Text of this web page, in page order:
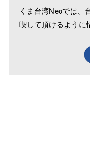
くま台湾Neoでは、
喫して頂けるように